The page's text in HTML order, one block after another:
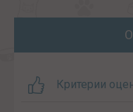
Критерии